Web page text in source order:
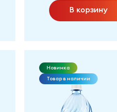
В корзину
Новинка
Товар в наличии